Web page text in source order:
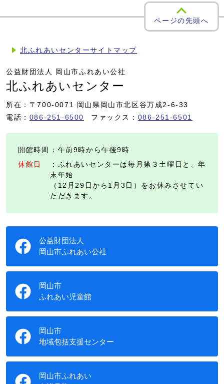
ページの先頭へ
北ふれあいセンターサイトマップ
公益財団法人 岡山市ふれあい公社
北ふれあいセンター
所在：〒700-0071 岡山県岡山市北区谷万成2-6-33
電話： 086-251-6500 ファックス： 086-251-6501
開館時間
：午前9時から午後9時
休館日
：ふれあいセンターは毎月第３土曜日と、年
末年始
（12月29日から1月3日）をお休みさせてい
ただきます。
公益財団法人
岡山市ふれあい公社
岡山市
ふれあい児童館
岡山市
地域包括支援センター
岡山市ふれあい